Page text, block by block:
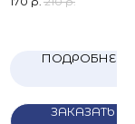
ПОДРОБНЕЕ
ЗАКАЗАТЬ